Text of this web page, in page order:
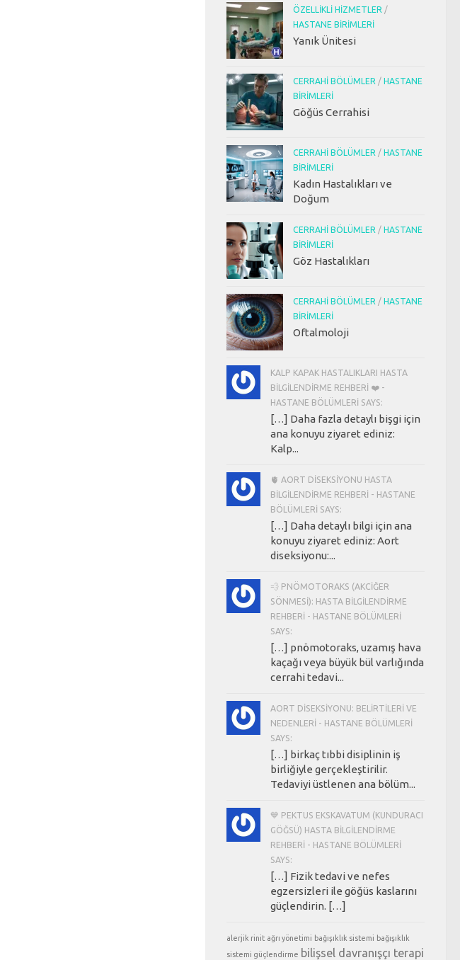
ÖZELLIKLI HIZMETLER /
HASTANE BIRIMLERI
Yanık Ünitesi
CERRAHI BÖLÜMLER / HASTANE
BIRIMLERI
Göğüs Cerrahisi
CERRAHI BÖLÜMLER / HASTANE
BIRIMLERI
Kadın Hastalıkları ve
Doğum
CERRAHI BÖLÜMLER / HASTANE
BIRIMLERI
Göz Hastalıkları
CERRAHI BÖLÜMLER / HASTANE
BIRIMLERI
Oftalmoloji
KALP KAPAK HASTALIKLARI HASTA
BILGILENDIRME REHBERI ❤️ -
HASTANE BÖLÜMLERI SAYS:
[…] Daha fazla detaylı bişgi için
ana konuyu ziyaret ediniz:
Kalp...
🫀 AORT DISEKSIYONU HASTA
BILGILENDIRME REHBERI - HASTANE
BÖLÜMLERI SAYS:
[…] Daha detaylı bilgi için ana
konuyu ziyaret ediniz: Aort
diseksiyonu:...
💨 PNÖMOTORAKS (AKCIĞER
SÖNMESI): HASTA BILGILENDIRME
REHBERI - HASTANE BÖLÜMLERI
SAYS:
[…] pnömotoraks, uzamış hava
kaçağı veya büyük bül varlığında
cerrahi tedavi...
AORT DISEKSIYONU: BELIRTILERI VE
NEDENLERI - HASTANE BÖLÜMLERI
SAYS:
[…] birkaç tıbbi disiplinin iş
birliğiyle gerçekleştirilir.
Tedaviyi üstlenen ana bölüm...
💙 PEKTUS EKSKAVATUM (KUNDURACI
GÖĞSÜ) HASTA BILGILENDIRME
REHBERI - HASTANE BÖLÜMLERI
SAYS:
[…] Fizik tedavi ve nefes
egzersizleri ile göğüs kaslarını
güçlendirin. […]
alerjik rinit ağrı yönetimi bağışıklık sistemi bağışıklık
sistemi güçlendirme bilişsel davranışçı terapi